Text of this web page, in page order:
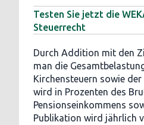
Testen Sie jetzt die
Steuerrecht
Durch Addition mit den
man die
Kirchensteuern sowie
wird in Prozenten des
Pensionseinkommens
Publikation wird jährlich